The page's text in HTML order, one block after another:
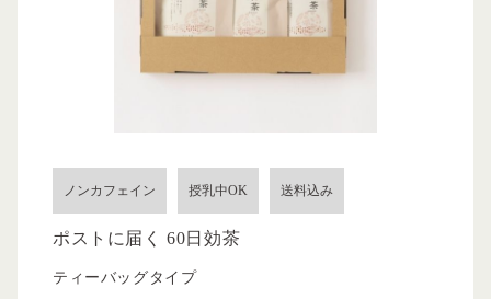
ノンカフェイン 授乳中OK 送料込み
ポストに届く 60日効茶
ティーバッグタイプ